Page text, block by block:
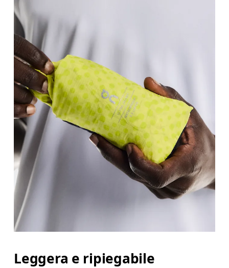
Leggera e ripiegabile